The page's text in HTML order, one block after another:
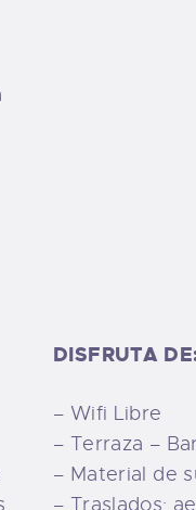
DISFRUTA
– Wifi Libre
– Terraza –
– Material de
– Traslados: